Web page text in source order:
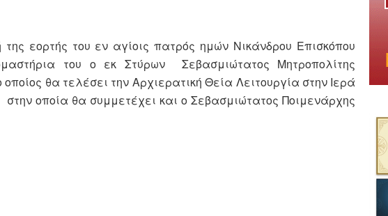
εορτής του εν αγίοις πατρός ημών Νικάνδρου Επισκόπου
του ο εκ Στύρων Σεβασμιώτατος Μητροπολίτης
θα τελέσει την Αρχιερατική Θεία Λειτουργία στην Ιερά
οποία θα συμμετέχει και ο Σεβασμιώτατος Ποιμενάρχης